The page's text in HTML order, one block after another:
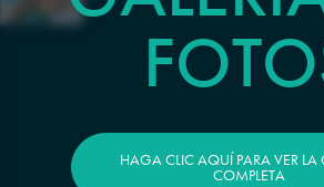
HAGA CLIC AQUÍ PARA VER LA
COMPLETA